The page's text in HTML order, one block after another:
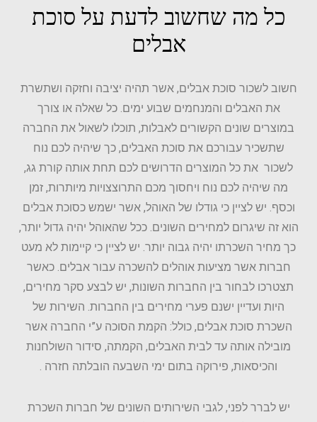
כל מה שחשוב לדעת על סוכת
אבלים
חשוב לשכור סוכת אבלים, אשר תהיה יציבה וחזקה ושתשרת
את האבלים והמנחמים שבוע ימים. כל שאלה או צורך
במוצרים שונים הקשורים לאבלות, תוכלו לשאול את החברה
שתשכיר עבורכם את סוכת האבלים, כך שיהיה לכם נוח
לשכור את כל המוצרים הדרושים לכם תחת אותה קורת גג,
מה שיהיה לכם נוח ויחסוך מכם התרוצצויות מיותרות, זמן
וכסף. יש לציין כי גודלו של האוהל, אשר ישמש כסוכת אבלים
הוא זה שיגרום למחירים השונים. ככל שהאוהל יהיה גדול יותר,
כך מחיר השכרתו יהיה גבוה יותר. יש לציין כי קיימות לא מעט
חברות אשר מציעות אוהלים להשכרה עבור אבלים. כאשר
תצטרכו לבחור בין החברות השונות, יש לבצע סקר מחירים,
היות ועדיין ישנם פערי מחירים בין החברות. השירות של
השכרת סוכת אבלים, כולל: הקמת הסוכה ע”י החברה אשר
מובילה אותה עד לבית האבלים, הקמתה, סידור השולחנות
והכיסאות, פירוקה בתום ימי השבעה הובלתה חזרה .
יש לברר לפני, לגבי השירותים השונים של חברות השכרת